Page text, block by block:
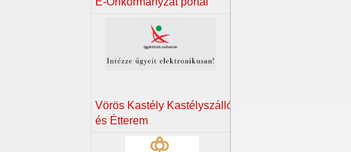
Vörös Kastély Kastélyszálló
és Étterem